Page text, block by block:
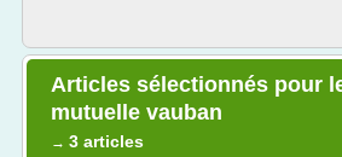
Articles sélectionnés pour
mutuelle vauban
→ 3 articles